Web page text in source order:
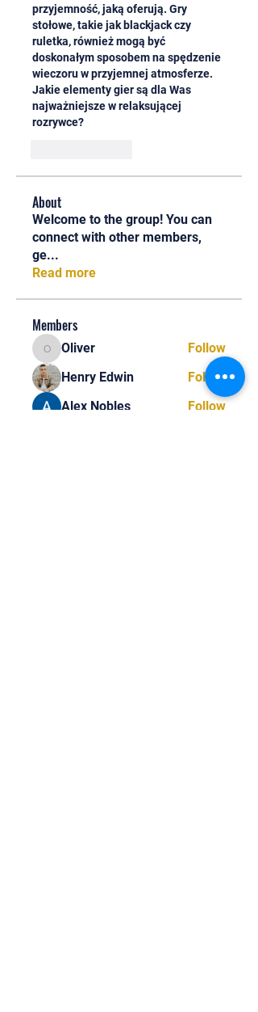
przyjemność, jaką oferują. Gry
stołowe, takie jak blackjack czy
ruletka, również mogą być
doskonałym sposobem na spędzenie
wieczoru w przyjemnej atmosferze.
Jakie elementy gier są dla Was
najważniejsze w relaksującej
rozrywce?
About
Welcome to the group! You can
connect with other members,
ge...
Read more
Members
OliverOliver
Follow
Henry Edwin
Follow
Alex Nobles
Follow